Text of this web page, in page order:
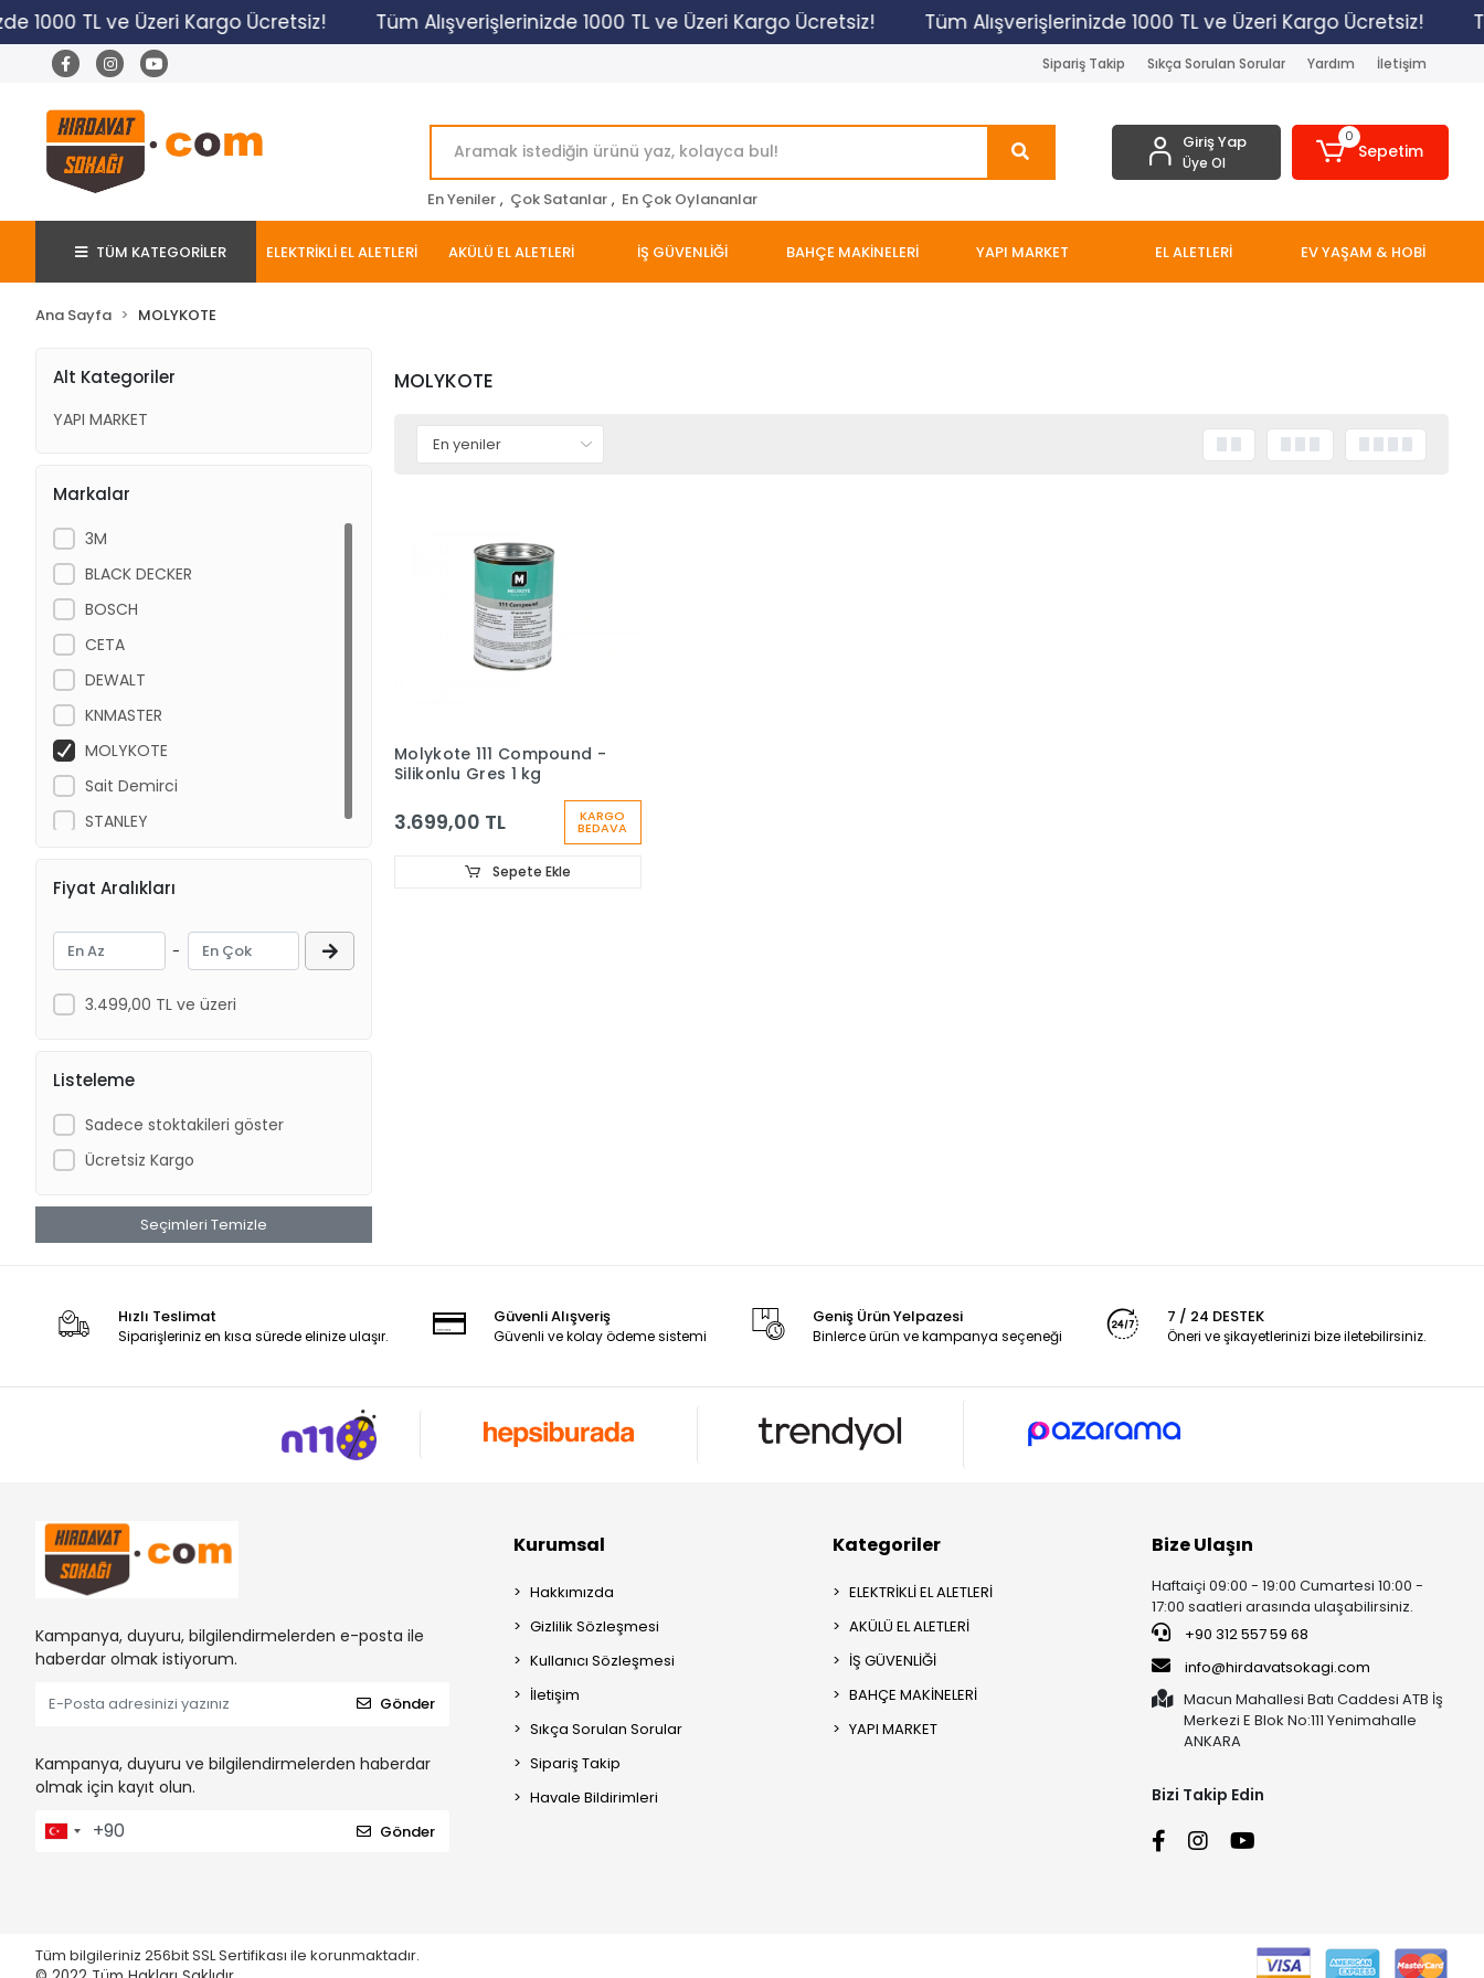
1000 TL ve Üzeri Kargo Ücretsiz! Tüm Alışverişlerinizde 1000 TL ve Üzeri Kargo Ücretsiz! Tüm Alışverişlerinizde 1000 TL ve Üzeri Kargo Ücretsiz!
Sipariş Takip Sıkça Sorulan Sorular Yardım İletişim
En Yeniler , Çok Satanlar , En Çok Oylananlar
Giriş Yap
Üye Ol
0
Sepetim
TÜM KATEGORİLER ELEKTRİKLİ EL ALETLERİ AKÜLÜ EL ALETLERİ İŞ GÜVENLİĞİ BAHÇE MAKİNELERİ YAPI MARKET EL ALETLERİ EV YAŞAM & HOBİ
Ana Sayfa MOLYKOTE
Alt Kategoriler
YAPI MARKET
Markalar
3M
BLACK DECKER
BOSCH
CETA
DEWALT
KNMASTER
MOLYKOTE
Sait Demirci
STANLEY
Fiyat Aralıkları
-
3.499,00 TL ve üzeri
Listeleme
Sadece stoktakileri göster
Ücretsiz Kargo
Seçimleri Temizle
MOLYKOTE
Molykote 111 Compound -
Silikonlu Gres 1 kg
3.699,00 TL KARGO
BEDAVA
Sepete Ekle
Hızlı Teslimat
Siparişleriniz en kısa sürede elinize ulaşır.
Güvenli Alışveriş
Güvenli ve kolay ödeme sistemi
Geniş Ürün Yelpazesi
Binlerce ürün ve kampanya seçeneği
7 / 24 DESTEK
Öneri ve şikayetlerinizi bize iletebilirsiniz.
Kampanya, duyuru, bilgilendirmelerden e-posta ile
haberdar olmak istiyorum.
Gönder
Kampanya, duyuru ve bilgilendirmelerden haberdar
olmak için kayıt olun.
Gönder
Kurumsal
Hakkımızda
Gizlilik Sözleşmesi
Kullanıcı Sözleşmesi
İletişim
Sıkça Sorulan Sorular
Sipariş Takip
Havale Bildirimleri
Kategoriler
ELEKTRİKLİ EL ALETLERİ
AKÜLÜ EL ALETLERİ
İŞ GÜVENLİĞİ
BAHÇE MAKİNELERİ
YAPI MARKET
Bize Ulaşın
Haftaiçi 09:00 - 19:00 Cumartesi 10:00 -
17:00 saatleri arasında ulaşabilirsiniz.
+90 312 557 59 68
info@hirdavatsokagi.com
Macun Mahallesi Batı Caddesi ATB İş
Merkezi E Blok No:111 Yenimahalle
ANKARA
Bizi Takip Edin
Tüm bilgileriniz 256bit SSL Sertifikası ile korunmaktadır.